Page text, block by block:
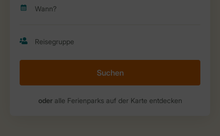
Suchen
oderalle Ferienparks auf der Karte entdecken